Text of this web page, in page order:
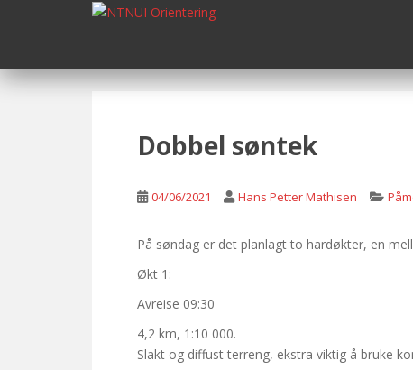
p
Dobbel søntek
04/06/2021 Hans Petter Mathisen
På søndag er det planlagt to hardøkter, en
Økt 1:
Avreise 09:30
4,2 km, 1:10 000.
Slakt og diffust terreng, ekstra viktig å bruke